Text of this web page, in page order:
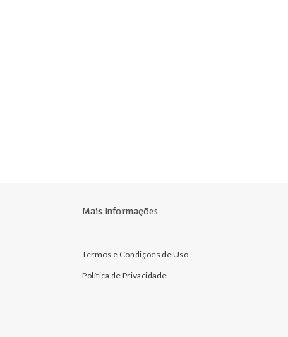
Mais Informações
Termos e Condições de Uso
Política de Privacidade